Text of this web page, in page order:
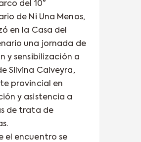
del 10°
de Ni Una Menos,
en la Casa del
una jornada de
y sensibilización a
Silvina Calveyra,
provincial en
y asistencia a
de trata de
el encuentro se